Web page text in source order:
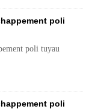
poli
poli tuyau
poli